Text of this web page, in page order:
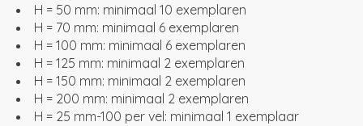
H = 50 mm: minimaal 10 exemplaren
H = 70 mm: minimaal 6 exemplaren
H = 100 mm: minimaal 6 exemplaren
H = 125 mm: minimaal 2 exemplaren
H = 150 mm: minimaal 2 exemplaren
H = 200 mm: minimaal 2 exemplaren
H = 25 mm-100 per vel: minimaal 1 exemplaar